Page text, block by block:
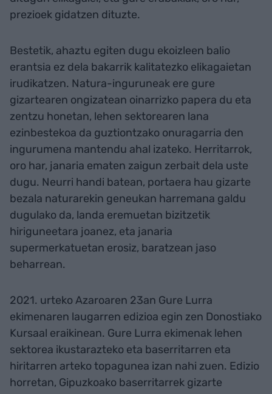
prezioek gidatzen dituzte.
Bestetik, ahaztu egiten dugu ekoizleen balio
erantsia ez dela bakarrik kalitatezko elikagaietan
irudikatzen. Natura-inguruneak ere gure
gizartearen ongizatean oinarrizko papera du eta
zentzu honetan, lehen sektorearen lana
ezinbestekoa da guztiontzako onuragarria den
ingurumena mantendu ahal izateko. Herritarrok,
oro har, janaria ematen zaigun zerbait dela uste
dugu. Neurri handi batean, portaera hau gizarte
bezala naturarekin geneukan harremana galdu
dugulako da, landa eremuetan bizitzetik
hiriguneetara joanez, eta janaria
supermerkatuetan erosiz, baratzean jaso
beharrean.
2021. urteko Azaroaren 23an Gure Lurra
ekimenaren laugarren edizioa egin zen Donostiako
Kursaal eraikinean. Gure Lurra ekimenak lehen
sektorea ikustarazteko eta baserritarren eta
hiritarren arteko topagunea izan nahi zuen. Edizio
horretan, Gipuzkoako baserritarrek gizarte